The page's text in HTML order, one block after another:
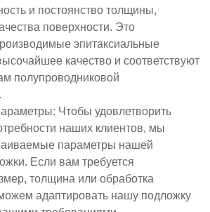
и постоянство толщины,
поверхности. Это
эпитаксиальные
качество и соответствуют
полупроводниковой
: Чтобы удовлетворить
наших клиентов, мы
параметры нашей
Если вам требуется
толщина или обработка
адаптировать нашу подложку